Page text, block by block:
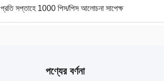
প্রতি সপ্তাহে 1000 পিস/পিস আলোচনা সাপেক্ষ
পণ্যের বর্ণনা